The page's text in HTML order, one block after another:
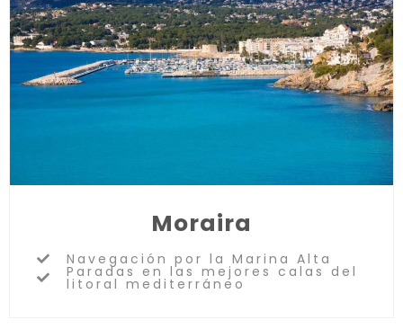
Moraira
Navegación por la Marina Alta
Paradas en las mejores calas del
litoral mediterráneo